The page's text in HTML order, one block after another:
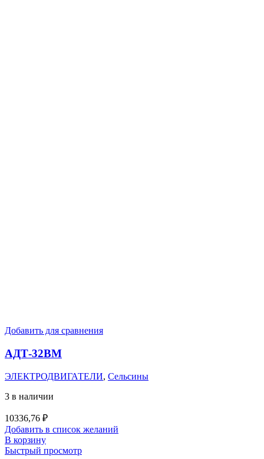
Добавить для сравнения
АДТ-32ВМ
ЭЛЕКТРОДВИГАТЕЛИ, Сельсины
3 в наличии
10336,76 ₽
Добавить в список желаний
В корзину
Быстрый просмотр